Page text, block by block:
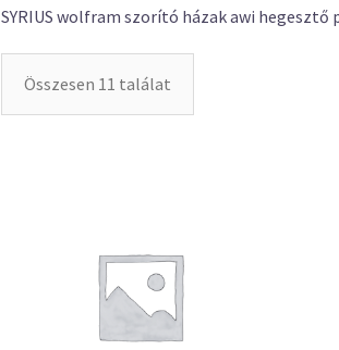
SYRIUS wolfram szorító házak awi hegesztő
Összesen 11 találat